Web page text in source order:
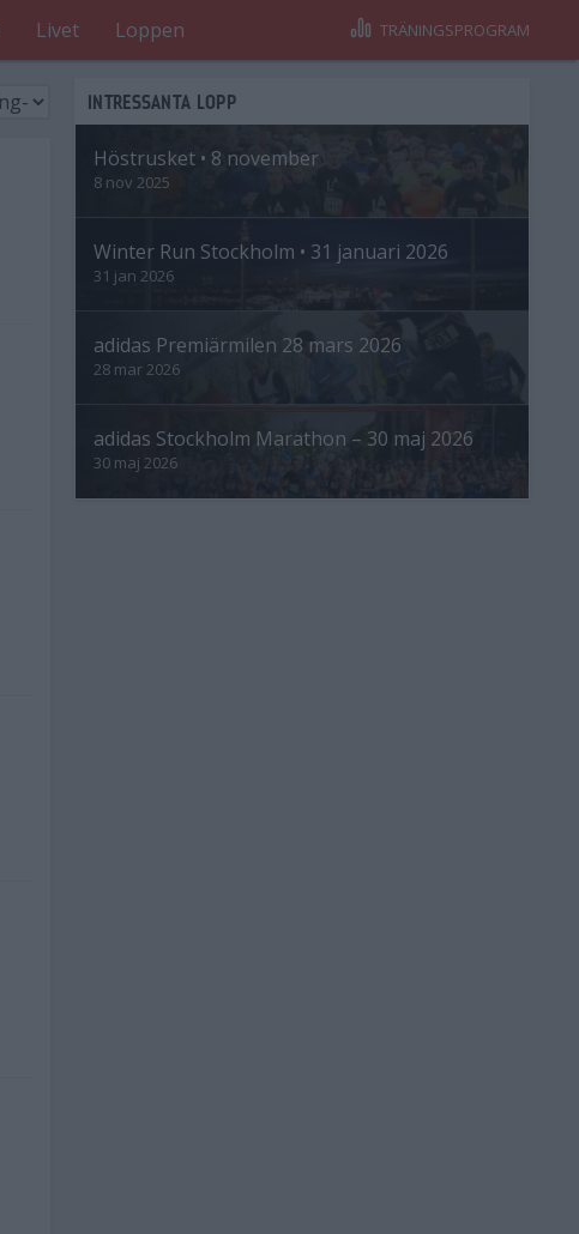
Livet Loppen TRÄNINGSPROGRAM
INTRESSANTA LOPP
Höstrusket • 8 november
8 nov 2025
Winter Run Stockholm • 31 januari 2026
31 jan 2026
adidas Premiärmilen 28 mars 2026
28 mar 2026
adidas Stockholm Marathon – 30 maj 2026
30 maj 2026